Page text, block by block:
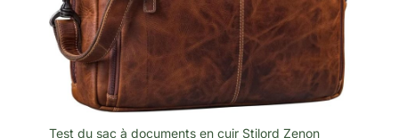
Test du sac à documents en cuir Stilord Zenon